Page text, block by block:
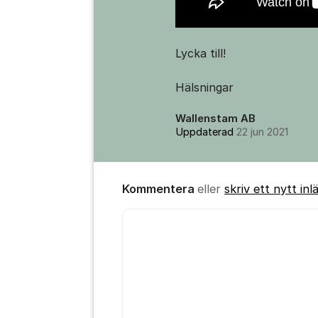
Lycka till!
Hälsningar
Wallenstam AB
Uppdaterad 22 jun 2021
Kommentera eller skriv ett nytt